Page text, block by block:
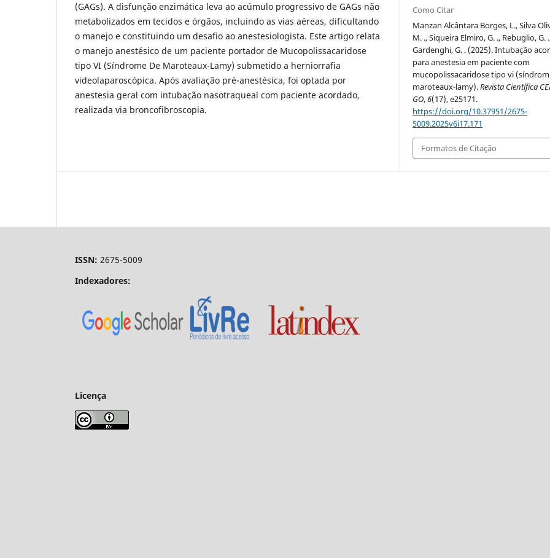
(GAGs). A disfunção enzimática leva ao acúmulo progressivo de GAGs não
metabolizados em tecidos e órgãos, incluindo as vias aéreas, dificultando
o manejo e constituindo um desafio ao anestesiologista. Este artigo relata
o manejo anestésico de um paciente portador de Mucopolissacaridose
tipo VI (Síndrome De Maroteaux-Lamy) submetido a herniorrafia
videolaparoscópica. Após avaliação pré-anestésica, foi optada por
anestesia geral com intubação nasotraqueal com paciente acordado,
realizada via broncofibroscopia.
Como Citar
Manzan Alcântara Borges, L., Silva
M. ., Siqueira Elmiro, G. ., Rebuglio, G.
Gardenghi, G. . (2025). Intubação
para anestesia em paciente com
mucopolissacaridose tipo vi
maroteaux-lamy).Revista Científica
GO,6(17), e25171.
https://doi.org/10.37951/2675-
5009.2025v6i17.171
Formatos de Citação
ISSN: 2675-5009
Indexadores:
Licença